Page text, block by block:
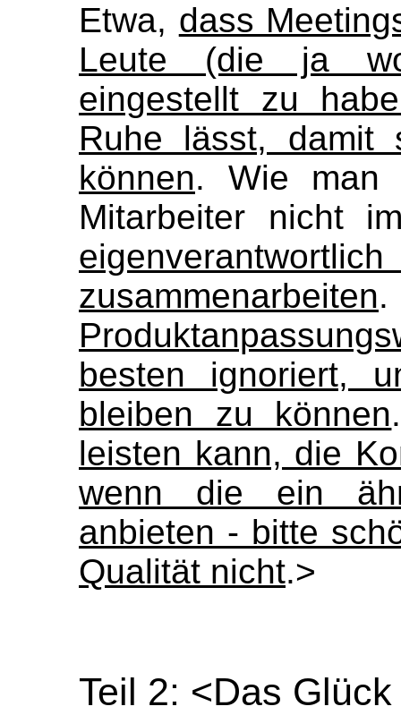
Etwa, dass
Leute (die ja
eingestellt zu
Ruhe lässt, damit
können. Wie man
Mitarbeiter nicht
zusammenarbeiten
besten ignoriert,
bleiben zu können
leisten kann, die
wenn die ein
anbieten - bitte
Qualität nicht.>
Teil 2: <Das